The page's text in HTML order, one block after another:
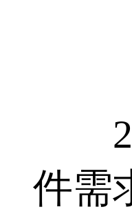
2).
件需